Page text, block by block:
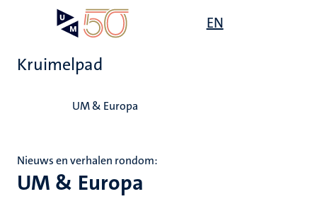
EN
Kruimelpad
UM & Europa
UM & Europa
Nieuws en verhalen rondom: